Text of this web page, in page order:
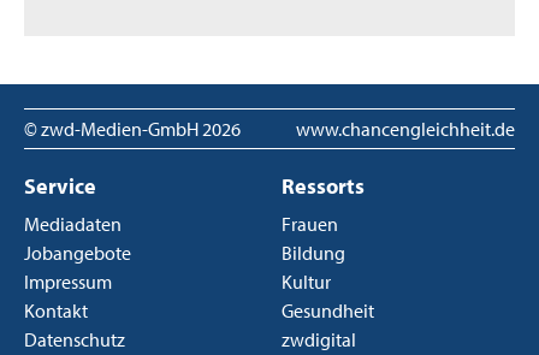
© zwd-Medien-GmbH2026 www.chancengleichheit.de
Service
Mediadaten
Jobangebote
Impressum
Kontakt
Datenschutz
Ressorts
Frauen
Bildung
Kultur
Gesundheit
zwdigital